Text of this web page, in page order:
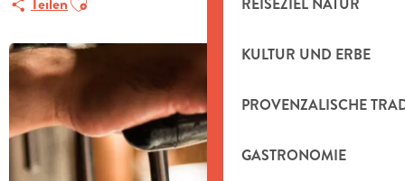
KULTUR UND ERBE
PROVENZALISCHE
GASTRONOMIE